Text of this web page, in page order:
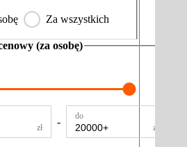
Za wszystkich
(za osobę)
zł
-
do
zł